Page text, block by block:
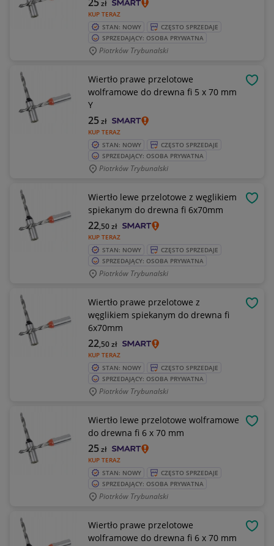
KUP TERAZ
zł
STAN: NOWY
CZĘSTO SPRZEDAJE
SPRZEDAJĄCY: OSOBA PRYWATNA
Piotrków Trybunalski
Wiertło prawe przelotowe
wolframowe do drewna fi 5 x 70 mm
Y
KUP TERAZ
25zł
STAN: NOWY
CZĘSTO SPRZEDAJE
SPRZEDAJĄCY: OSOBA PRYWATNA
Piotrków Trybunalski
Wiertło lewe przelotowe z węglikiem
spiekanym do drewna fi 6x70mm
KUP TERAZ
22,50zł
STAN: NOWY
CZĘSTO SPRZEDAJE
SPRZEDAJĄCY: OSOBA PRYWATNA
Piotrków Trybunalski
Wiertło prawe przelotowe z
węglikiem spiekanym do drewna fi
6x70mm
KUP TERAZ
22,50zł
STAN: NOWY
CZĘSTO SPRZEDAJE
SPRZEDAJĄCY: OSOBA PRYWATNA
Piotrków Trybunalski
Wiertło lewe przelotowe wolframowe
do drewna fi 6 x 70 mm
KUP TERAZ
25zł
STAN: NOWY
CZĘSTO SPRZEDAJE
SPRZEDAJĄCY: OSOBA PRYWATNA
Piotrków Trybunalski
Wiertło prawe przelotowe
wolframowe do drewna fi 6 x 70 mm